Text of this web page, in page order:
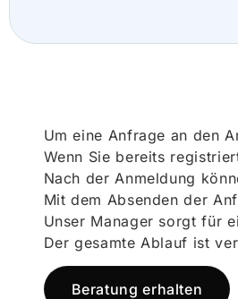
Um eine Anfrage an den
Wenn Sie bereits
Nach der Anmeldung
Mit dem Absenden der
Unser Manager sorgt für
Der gesamte Ablauf ist
Beratung erhalten